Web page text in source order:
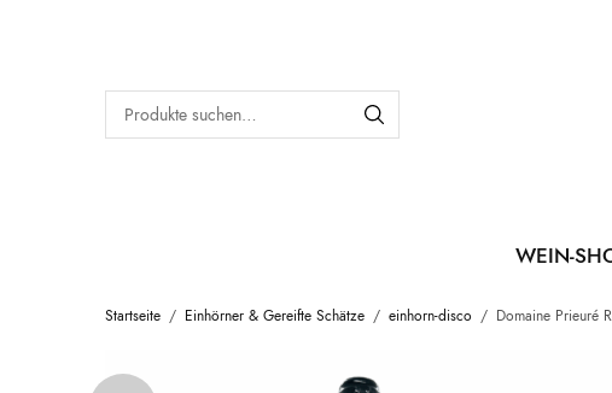
WEIN-
Startseite / Einhörner & Gereifte Schätze / einhorn-disco / Domaine Prieuré